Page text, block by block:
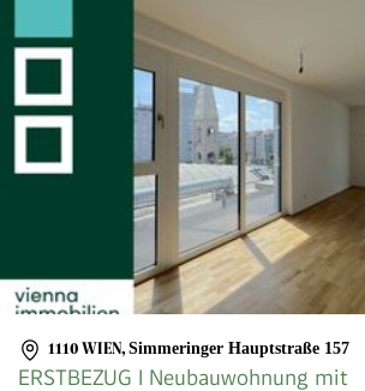
1110 WIEN, Simmeringer Hauptstraße 157
ERSTBEZUG I Neubauwohnung mit